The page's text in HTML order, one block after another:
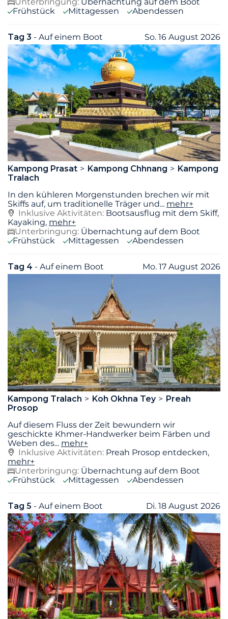
Frühstück
Mittagessen Abendessen
Tag 3 - Auf einem Boot So. 16 August 2026
Kampong Prasat Kampong Chhnang
Kampong
Tralach
In den kühleren Morgenstunden brechen wir mit
Skiffs auf, um traditionelle Träger und... mehr+
Inklusive Aktivitäten: Bootsausflug mit dem Skiff,
Kayaking, mehr+
Unterbringung: Übernachtung auf dem Boot
Frühstück
Mittagessen Abendessen
Tag 4 - Auf einem Boot Mo. 17 August 2026
Kampong Tralach Koh Okhna Tey
Preah
Prosop
Auf diesem Fluss der Zeit bewundern wir
geschickte Khmer-Handwerker beim Färben und
Weben des... mehr+
Inklusive Aktivitäten: Preah Prosop entdecken,
mehr+
Unterbringung: Übernachtung auf dem Boot
Frühstück
Mittagessen Abendessen
Tag 5 - Auf einem Boot Di. 18 August 2026